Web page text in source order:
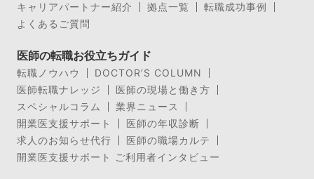
キャリアパートナー紹介
拠点一覧
転職成功事例
よくあるご質問
医師の転職お役立ちガイド
転職ノウハウ
DOCTOR’S COLUMN
医師転職ナレッジ
医師の現場と働き方
スペシャルコラム
業界ニュース
開業医支援サポート
医師の年収診断
求人のお知らせ代行
医師の職場カルテ
開業医支援サポート ご利用者インタビュー